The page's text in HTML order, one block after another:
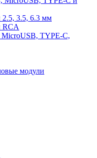
2.5, 3.5, 6.3 мм
RCA
TYPE-C,
модули